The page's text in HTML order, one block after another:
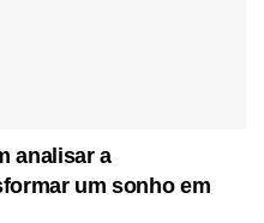
analisar a
um sonho em